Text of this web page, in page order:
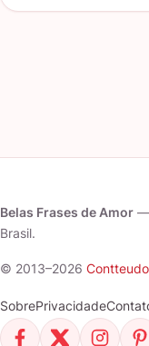
Belas Frases de Amor —
Brasil.
© 2013–2026 Contteudo
SobrePrivacidade